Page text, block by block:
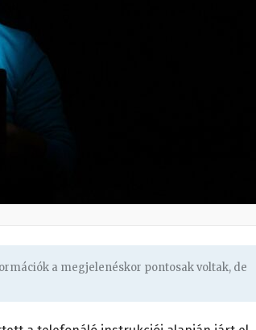
a megjelenéskor pontosak voltak, de